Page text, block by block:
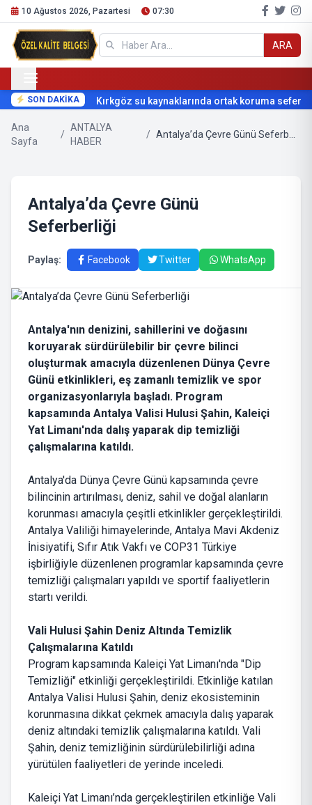
10 Ağustos 2026, Pazartesi 07:30
ARA
SON DAKİKA Kırkgöz su kaynaklarında ortak koruma
Ana
Sayfa
/
ANTALYA
HABER
/
Antalya’da Çevre Günü
Seferberliği
Paylaş: Facebook Twitter WhatsApp
Antalya'nın denizini, sahillerini ve doğasını
koruyarak sürdürülebilir bir çevre bilinci
oluşturmak amacıyla düzenlenen Dünya Çevre
Günü etkinlikleri, eş zamanlı temizlik ve spor
organizasyonlarıyla başladı. Program
kapsamında Antalya Valisi Hulusi Şahin, Kaleiçi
Yat Limanı'nda dalış yaparak dip temizliği
çalışmalarına katıldı.
Antalya'da Dünya Çevre Günü kapsamında çevre
bilincinin artırılması, deniz, sahil ve doğal alanların
korunması amacıyla çeşitli etkinlikler gerçekleştirildi.
Antalya Valiliği himayelerinde, Antalya Mavi Akdeniz
İnisiyatifi, Sıfır Atık Vakfı ve COP31 Türkiye
işbirliğiyle düzenlenen programlar kapsamında çevre
temizliği çalışmaları yapıldı ve sportif faaliyetlerin
startı verildi.
Vali Hulusi Şahin Deniz Altında Temizlik
Çalışmalarına Katıldı
Program kapsamında Kaleiçi Yat Limanı'nda "Dip
Temizliği" etkinliği gerçekleştirildi. Etkinliğe katılan
Antalya Valisi Hulusi Şahin, deniz ekosisteminin
korunmasına dikkat çekmek amacıyla dalış yaparak
deniz altındaki temizlik çalışmalarına katıldı. Vali
Şahin, deniz temizliğinin sürdürülebilirliği adına
yürütülen faaliyetleri de yerinde inceledi.
Kaleiçi Yat Limanı’nda gerçekleştirilen etkinliğe Vali